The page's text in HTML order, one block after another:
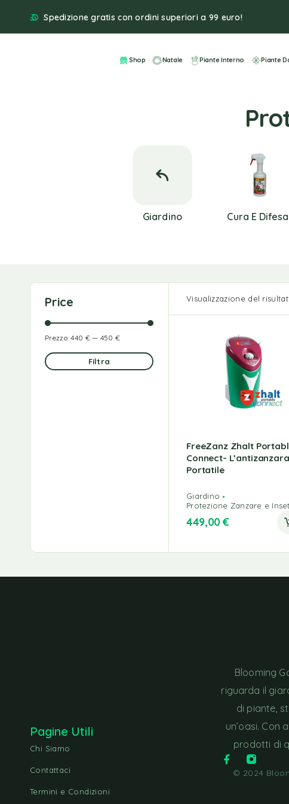
Spedizione gratis con ordini superiori a 99 euro!
Shop Natale Piante Interno Piante
Giardino Cura E Difesa
Price
Filtra
Prezzo:440 €— 450 €
Visualizzazione del
FreeZanz Zhalt
Connect- L’antizanzara
Portatile
Giardino
Protezione Zanzare e
449,00€
Pagine Utili
Chi Siamo
Contattaci
Termini e Condizioni
Blooming
riguarda il
di piante,
un’oasi. Con
prodotti di
© 2024